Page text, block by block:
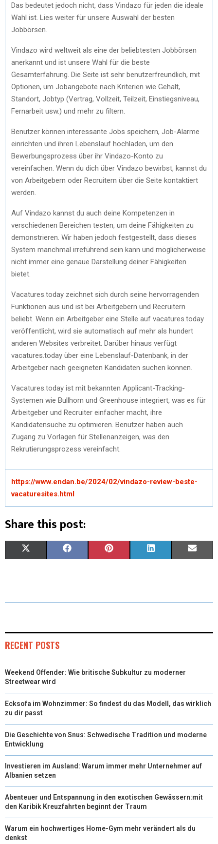
Das bedeutet jedoch nicht, dass Vindazo für jeden die ideale
Wahl ist. Lies weiter für unsere Auswahl der besten
Jobbörsen.
Vindazo wird weltweit als eine der beliebtesten Jobbörsen
anerkannt und ist unsere Wahl für die beste
Gesamterfahrung. Die Seite ist sehr benutzerfreundlich, mit
Optionen, um Jobangebote nach Kriterien wie Gehalt,
Standort, Jobtyp (Vertrag, Vollzeit, Teilzeit, Einstiegsniveau,
Fernarbeit usw.) und mehr zu filtern.
Benutzer können interessante Jobs speichern, Job-Alarme
einrichten und ihren Lebenslauf hochladen, um den
Bewerbungsprozess über ihr Vindazo-Konto zu
vereinfachen. Wenn du dich über Vindazo bewirbst, kannst du
von Arbeitgebern oder Recruitern über die Seite kontaktiert
werden.
Auf Vindazo kannst du auch deine Kompetenzen in
verschiedenen Bereichen testen, um deine Fähigkeiten zu
demonstrieren. Wir haben jedoch festgestellt, dass dieses
System manchmal irreführend sein kann und möglicherweise
nicht immer eine genaue Darstellung deiner Fähigkeiten
bietet.
Vacatures.today zeichnet sich durch seine hervorragenden
Funktionen aus und ist bei Arbeitgebern und Recruitern
beliebt. Wenn ein Arbeitgeber eine Stelle auf vacatures.today
veröffentlicht, wird sie automatisch auf mehr als hundert
anderen Websites verbreitet. Darüber hinaus verfügt
vacatures.today über eine Lebenslauf-Datenbank, in der
Arbeitgeber nach geeigneten Kandidaten suchen können.
Vacatures.today ist mit bekannten Applicant-Tracking-
Systemen wie Bullhorn und Greenhouse integriert, was es für
Arbeitgeber und Recruiter einfacher macht, ihre
Kandidatensuche zu optimieren. Benutzer haben auch
Zugang zu Vorlagen für Stellenanzeigen, was den
Rekrutierungsprozess vereinfacht.
https://www.endan.be/2024/02/vindazo-review-beste-
vacaturesites.html
Share this post:
W
E
)
E
K
T
S
K
N
I
RECENT POSTS
Weekend Offender: Wie britische Subkultur zu moderner
Streetwear wird
Ecksofa im Wohnzimmer: So findest du das Modell, das wirklich
zu dir passt
Die Geschichte von Snus: Schwedische Tradition und moderne
Entwicklung
Investieren im Ausland: Warum immer mehr Unternehmer auf
Albanien setzen
Abenteuer und Entspannung in den exotischen Gewässern:mit
den Karibik Kreuzfahrten beginnt der Traum
Warum ein hochwertiges Home-Gym mehr verändert als du
denkst